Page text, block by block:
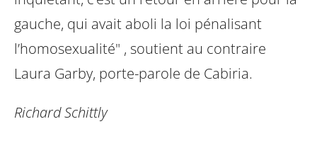
gauche, qui avait aboli la loi pénalisant
l’homosexualité" , soutient au contraire
Laura Garby, porte-parole de Cabiria.
Richard Schittly